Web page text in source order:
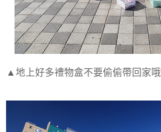
▲地上好多禮物盒不要偷偷帶回家哦